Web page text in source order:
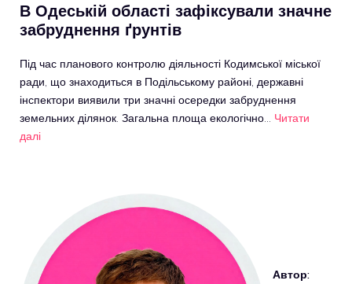
В Одеській області зафіксували значне
забруднення ґрунтів
Під час планового контролю діяльності Кодимської міської
ради, що знаходиться в Подільському районі, державні
інспектори виявили три значні осередки забруднення
земельних ділянок. Загальна площа екологічно… Читати
далі
Автор: